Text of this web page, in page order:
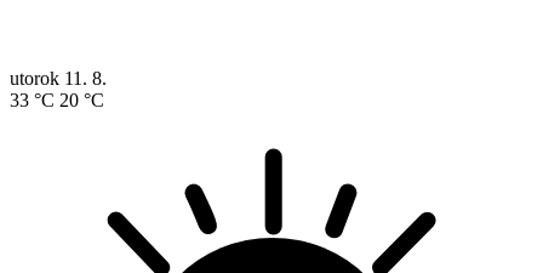
utorok 11. 8.
33 °C 20 °C